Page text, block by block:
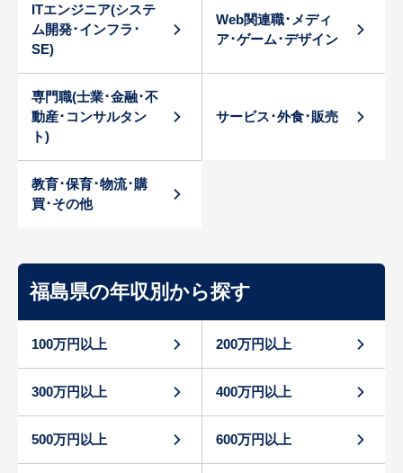
ITエンジニア(システ
ム開発･インフラ･
SE)
Web関連職･メディ
ア･ゲーム･デザイン
専門職(士業･金融･不
動産･コンサルタン
ト)
サービス･外食･販売
教育･保育･物流･購
買･その他
福島県の年収別から探す
100万円以上 200万円以上
300万円以上 400万円以上
500万円以上 600万円以上